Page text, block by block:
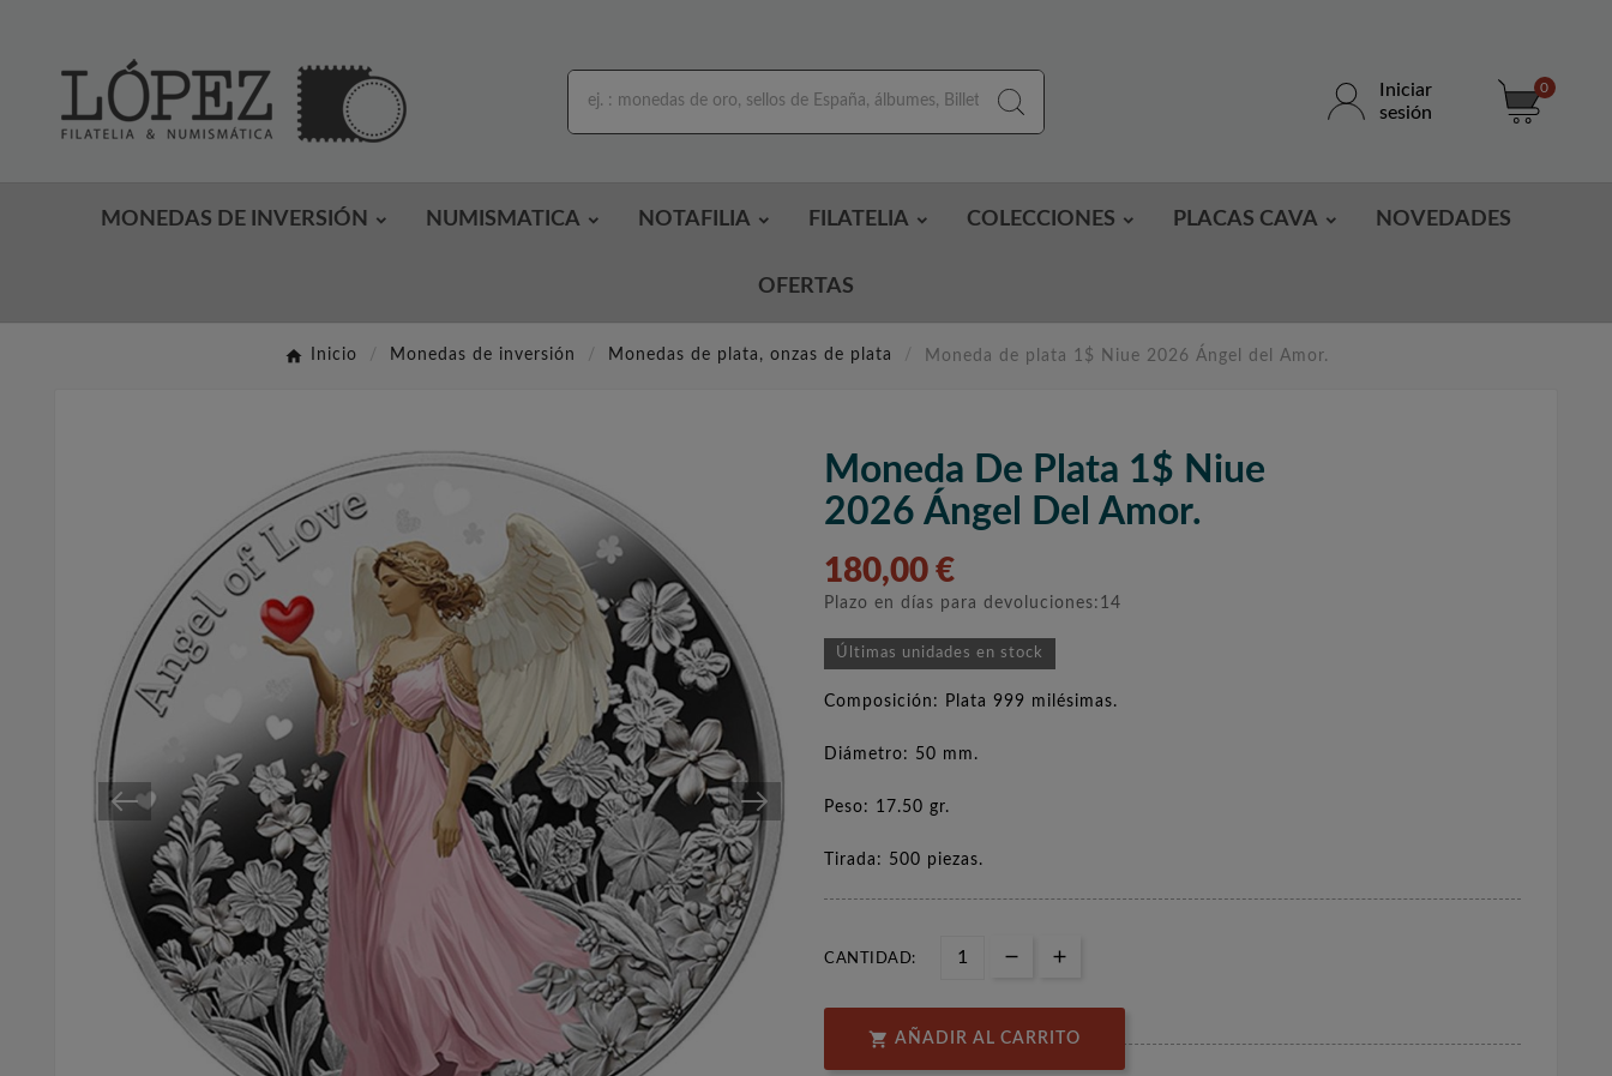
Iniciar
sesión
0
MONEDAS DE INVERSIÓN NUMISMATICA NOTAFILIA FILATELIA COLECCIONES PLACAS CAVA NOVEDADES
OFERTAS
Inicio Monedas de inversión Monedas de plata, onzas de plata Moneda de plata 1$ Niue 2026 Ángel del Amor.
Moneda De Plata 1$ Niue
2026 Ángel Del Amor.
180,00 €
Plazo en días para devoluciones:14
Últimas unidades en stock
Composición: Plata 999 milésimas.
Diámetro: 50 mm.
Peso: 17.50 gr.
Tirada: 500 piezas.
CANTIDAD:
 AÑADIR AL CARRITO